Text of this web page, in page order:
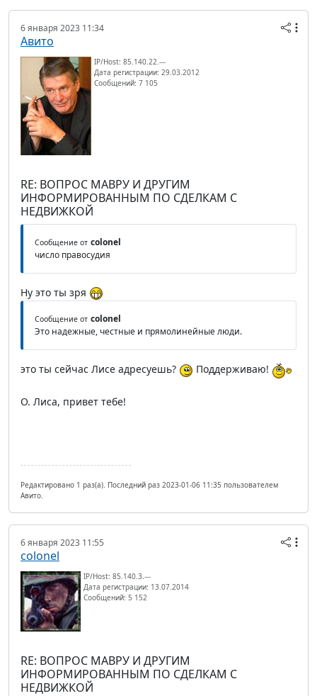
6 января 2023 11:34
Авито
IP/Host: 85.140.22.---
Дата регистрации: 29.03.2012
Сообщений: 7 105
RE: ВОПРОС МАВРУ И ДРУГИМ
ИНФОРМИРОВАННЫМ ПО СДЕЛКАМ С
НЕДВИЖКОЙ
Сообщение от colonel
число правосудия
Ну это ты зря
Сообщение от colonel
Это надежные, честные и прямолинейные люди.
это ты сейчас Лисе адресуешь? Поддерживаю!
О. Лиса, привет тебе!
Редактировано 1 раз(а). Последний раз 2023-01-06 11:35 пользователем
Авито.
6 января 2023 11:55
colonel
IP/Host: 85.140.3.---
Дата регистрации: 13.07.2014
Сообщений: 5 152
RE: ВОПРОС МАВРУ И ДРУГИМ
ИНФОРМИРОВАННЫМ ПО СДЕЛКАМ С
НЕДВИЖКОЙ